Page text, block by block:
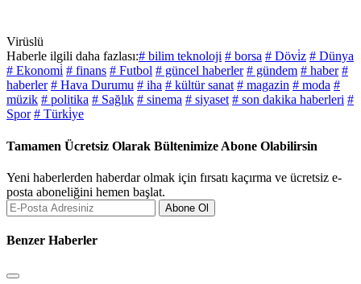
Virüslü
Haberle ilgili daha fazlası:# bilim teknoloji # borsa # Dövi̇z # Dünya
# Ekonomi̇ # finans # Futbol # güncel haberler # gündem # haber #
haberler # Hava Durumu # iha # kültür sanat # magazin # moda #
müzik # politika # Sağlık # sinema # siyaset # son dakika haberleri #
Spor # Türki̇ye
Tamamen Ücretsiz Olarak Bültenimize Abone Olabilirsin
Yeni haberlerden haberdar olmak için fırsatı kaçırma ve ücretsiz e-
posta aboneliğini hemen başlat.
Abone Ol
Benzer Haberler